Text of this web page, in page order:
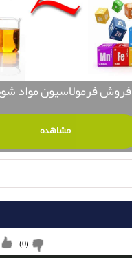
فروش فرمولاسیون مواد
مشاهده
(
0
)